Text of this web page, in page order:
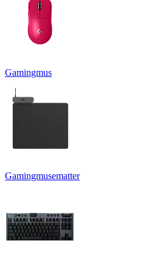
Gamingmus
Gamingmusematter